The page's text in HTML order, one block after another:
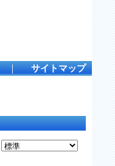
｜ サイトマップ